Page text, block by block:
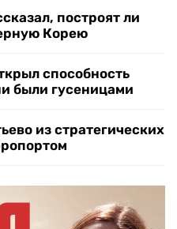
построят ли
Корею
способность
были гусеницами
из стратегических